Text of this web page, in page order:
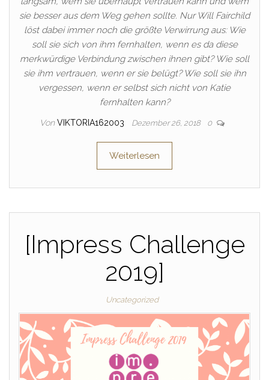
sie besser aus dem Weg gehen sollte. Nur Will Fairchild
löst dabei immer noch die größte Verwirrung aus: Wie
soll sie sich von ihm fernhalten, wenn es da diese
merkwürdige Verbindung zwischen ihnen gibt? Wie soll
sie ihm vertrauen, wenn er sie belügt? Wie soll sie ihn
vergessen, wenn er selbst sich nicht von Katie
fernhalten kann?
Von VIKTORIA162003 Dezember 26, 2018 0
Weiterlesen
[Impress Challenge
2019]
Uncategorized